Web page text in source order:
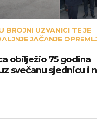
BROJNI UZVANICI TE JE
JAČANJE
obilježio 75 godina
svečanu sjednicu i